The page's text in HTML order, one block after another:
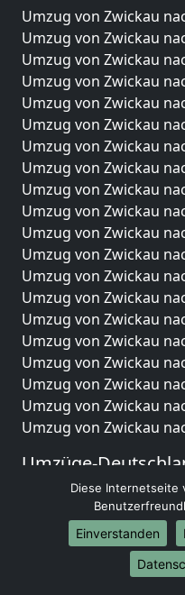
Umzug von Zwickau
Umzug von Zwickau
Umzug von Zwickau
Umzug von Zwickau
Umzug von Zwickau
Umzug von Zwickau
Umzug von Zwickau
Umzug von Zwickau
Umzug von Zwickau
Umzug von Zwickau
Umzug von Zwickau
Umzug von Zwickau
Umzug von Zwickau
Umzug von Zwickau
Umzug von Zwickau
Umzug von Zwickau
Umzug von Zwickau
Umzug von Zwickau
Umzug von Zwickau
Umzug von Zwickau
Umzüge-
Umzug von Zwickau
Umzug von Zwickau
Umzug von Zwickau
Umzug von Zwickau
Umzug von Zwickau
Diese Internetseite
Einverstanden